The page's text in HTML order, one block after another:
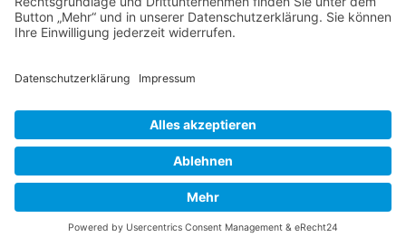
Mitmach-Redaktion
Bücher und Zeitschriften
Partner - Marktplatz
Impressum
Datenschutzerklärung
Heilpraktikerschule